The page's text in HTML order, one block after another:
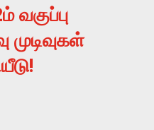
வகுப்பு
முடிவுகள்